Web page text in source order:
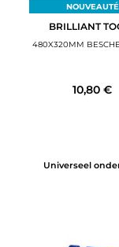
NOUVEAUTÉ
BRILLIANT
480X320MM
10,80 €
Universeel